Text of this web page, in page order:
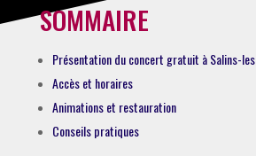
SOMMAIRE
Présentation du concert gratuit à Salins-
Accès et horaires
Animations et restauration
Conseils pratiques